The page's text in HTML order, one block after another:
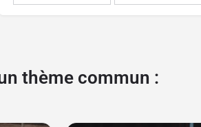
thème commun :